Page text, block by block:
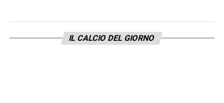
Benevento. Certi della nostra totale
estraneità ai fatti ci rendiamo sin da ora
IL CALCIO DEL GIORNO